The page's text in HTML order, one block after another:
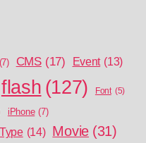
(7) CMS (17) Event (13)
flash (127) Font (5)
iPhone (7)
(14) Movie (31)